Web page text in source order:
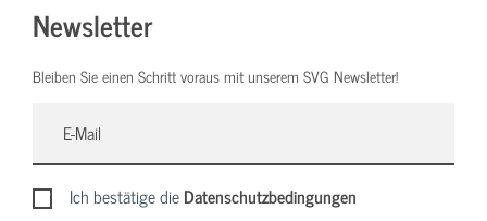
Newsletter
Bleiben Sie einen Schritt voraus mit unserem SVG Newsletter!
Ich bestätige dieDatenschutzbedingungen